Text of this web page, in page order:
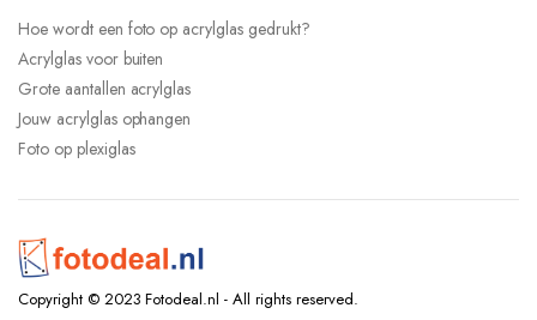
Hoe wordt een foto op acrylglas gedrukt?
Acrylglas voor buiten
Grote aantallen acrylglas
Jouw acrylglas ophangen
Foto op plexiglas
Copyright © 2023 Fotodeal.nl - All rights reserved.